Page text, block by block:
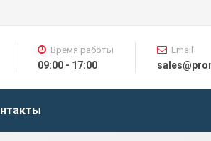
Время работы
09:00 - 17:00
Email